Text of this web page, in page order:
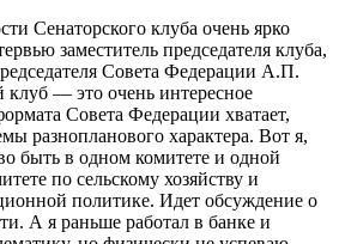
Сенаторского клуба очень ярко
заместитель председателя клуба,
Совета Федерации А.П.
— это очень интересное
Совета Федерации хватает,
разнопланового характера. Вот я,
быть в одном комитете и одной
по сельскому хозяйству и
политике. Идет обсуждение о
А я раньше работал в банке и